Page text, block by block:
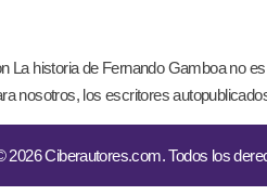
historia de Fernando Gamboa no
nosotros, los escritores
2026 Ciberautores.com. Todos los